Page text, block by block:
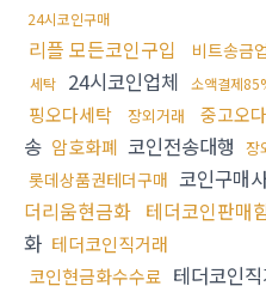
24시코인구매
리플 모든코인구입 비트송금
세탁 24시코인업체 소액결제
핑오다세탁 장외거래 중고오다
송 암호화폐 코인전송대행 장
롯데상품권테더구매 코인구매
더리움현금화 테더코인판매
화 테더코인직거래
코인현금화수수료 테더코인